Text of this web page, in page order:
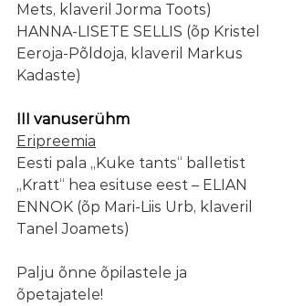
Mets, klaveril Jorma Toots)​
HANNA-LISETE SELLIS (õp Kristel
Eeroja-Põldoja, klaveril Markus
Kadaste)​
III vanuserühm​​
Eripreemia
​Eesti pala „Kuke tants“ balletist
„Kratt“ hea esituse eest – ELIAN
ENNOK (õp Mari-Liis Urb, klaveril
Tanel Joamets)
Palju õnne õpilastele ja
õpetajatele!